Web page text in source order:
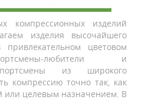
компрессионных изделий
изделия высочайшего
цветовом
любители и
из широкого
компрессию точно так, как
или целевым назначением. В